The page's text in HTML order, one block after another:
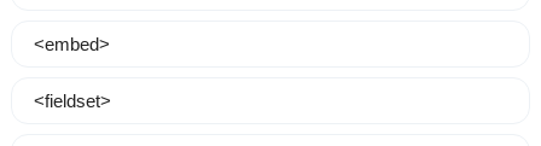
<embed>
<fieldset>